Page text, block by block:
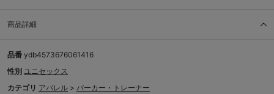
商品詳細
品番 ydb4573676061416
性別 ユニセックス
カテゴリ アパレル > パーカー・トレーナー